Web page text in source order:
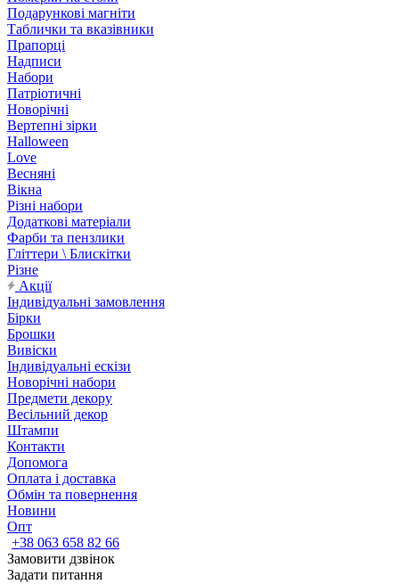
Подарункові магніти
Таблички та вказівники
Прапорці
Надписи
Набори
Патріотичні
Новорічні
Вертепні зірки
Halloween
Love
Весняні
Вікна
Різні набори
Додаткові матеріали
Фарби та пензлики
Гліттери \ Блискітки
Різне
Акції
Індивідуальні замовлення
Бірки
Брошки
Вивіски
Індивідуальні ескізи
Новорічні набори
Предмети декору
Весільний декор
Штампи
Контакти
Допомога
Оплата і доставка
Обмін та повернення
Новини
Опт
+38 063 658 82 66
Замовити дзвінок
Задати питання